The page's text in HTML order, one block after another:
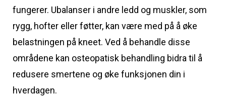
fungerer. Ubalanser i andre ledd og muskler, som
rygg, hofter eller føtter, kan være med på å øke
belastningen på kneet. Ved å behandle disse
områdene kan osteopatisk behandling bidra til å
redusere smertene og øke funksjonen din i
hverdagen.